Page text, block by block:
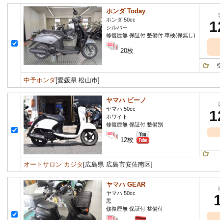
ホンダ Today
ホンダ 50cc
シルバー
修復歴無 保証付 整備付 車検(保無し)
20枚
中予ホンダ[愛媛県 松山市]
ヤマハ ビーノ
ヤマハ 50cc
ホワイト
修復歴無 保証付 整備別
12枚
オートサロン カジタ [広島県 広島市安佐南区]
ヤマハ GEAR
ヤマハ 50cc
黒
修復歴無 保証付 整備付